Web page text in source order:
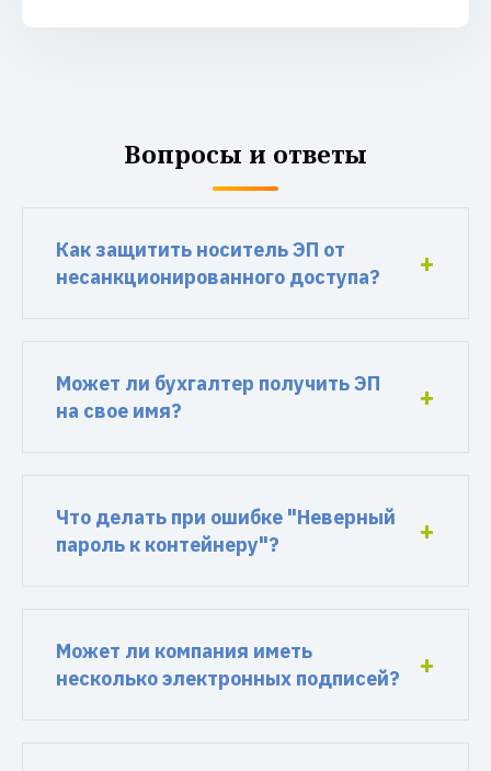
Вопросы и ответы
Как защитить носитель ЭП от
несанкционированного доступа?
Может ли бухгалтер получить ЭП
на свое имя?
Что делать при ошибке "Неверный
пароль к контейнеру"?
Может ли компания иметь
несколько электронных подписей?